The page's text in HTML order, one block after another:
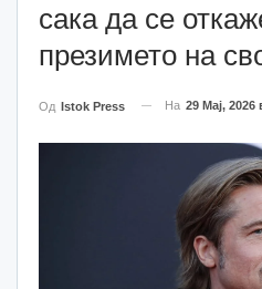
сака да се
презимето на
Од Istok Press На 29 Мај, 2026